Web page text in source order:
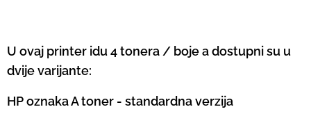
U ovaj printer idu 4 tonera / boje a dostupni su u
dvije varijante:
HP oznaka A toner - standardna verzija